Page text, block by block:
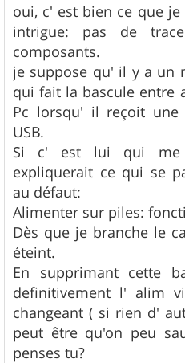
s
s
a
g
e
oui, c' est bien ce que
intrigue: pas de
composants.
je suppose qu' il y a un
qui fait la bascule entre
Pc lorsqu' il reçoit
USB.
Si c' est lui qui me
expliquerait ce qui se
au défaut:
Alimenter sur piles:
Dès que je branche le
éteint.
En supprimant cette
definitivement l' alim
changeant ( si rien d'
peut être qu'on peu
penses tu?